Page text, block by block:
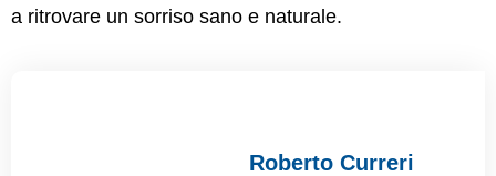
a ritrovare un sorriso sano e naturale.
Roberto Curreri